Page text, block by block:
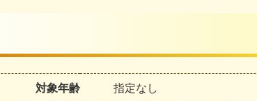
対象年齢 指定なし